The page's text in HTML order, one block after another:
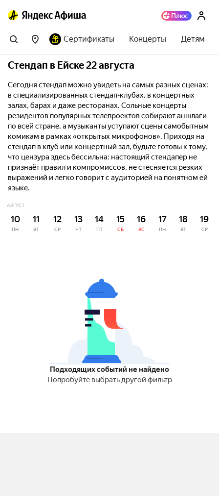
Сертификаты Концерты Детям
Стендап в Ейске 22 августа
Сегодня стендап можно увидеть на самых разных сценах:
в специализированных стендап-клубах, в концертных
залах, барах и даже ресторанах. Сольные концерты
резидентов популярных телепроектов собирают аншлаги
по всей стране, а музыканты уступают сцены самобытным
комикам в рамках «открытых микрофонов». Приходя на
стендап в клуб или концертный зал, будьте готовы к тому,
что цензура здесь бессильна: настоящий стендапер не
признаёт правил и компромиссов, не стесняется резких
выражений и легко говорит с аудиторией на понятном ей
языке.
АВГУСТ
10
ПН
11
ВТ
12
СР
13
ЧТ
14
ПТ
15
СБ
16
ВС
17
ПН
18
ВТ
19
СР
Подходящих событий не найдено
Попробуйте выбрать другой фильтр